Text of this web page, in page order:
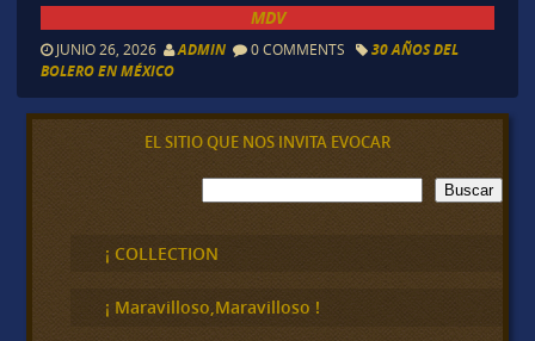
MDV
JUNIO 26, 2026 ADMIN 0 COMMENTS
30 AÑOS DEL
BOLERO EN MÉXICO
EL SITIO QUE NOS INVITA EVOCAR
B
u
c
a
Buscar
¡ COLLECTION
¡ Maravilloso,Maravilloso !